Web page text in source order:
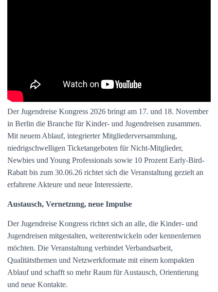
Der Jugendreise Kongress 2026 bringt am 17. und 18. November
in Berlin die Branche für Kinder- und Jugendreisen zusammen.
Mit neuem Ablauf, integrierter Mitgliederversammlung,
niedrigschwelligen Ticketangeboten für Nicht-Mitglieder,
Newbies und Young Professionals sowie 10 Prozent Early-Bird-
Rabatt bis zum 30.06.26 richtet sich die Veranstaltung gezielt an
erfahrene Akteure und neue Interessierte.
Austausch, Vernetzung, neue Impulse
Der Jugendreise Kongress richtet sich an alle, die Kinder- und
Jugendreisen mitgestalten, weiterentwickeln oder kennenlernen
möchten. Die Veranstaltung verbindet Verbandsarbeit,
Qualitätsthemen und Netzwerkformate mit einem kompakten
Ablauf und schafft so mehr Raum für Austausch, Orientierung
und neue Kontakte.